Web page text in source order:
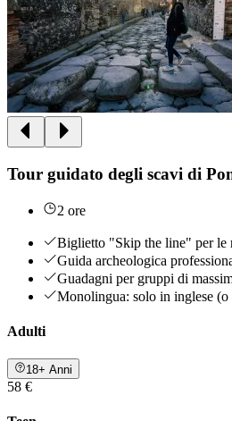
Tour guidato degli scavi di
2 ore
Biglietto "Skip the line" per le
Guida archeologica
Guadagni per gruppi di
Monolingua: solo in inglese (o
Adulti
18+ Anni
58 €